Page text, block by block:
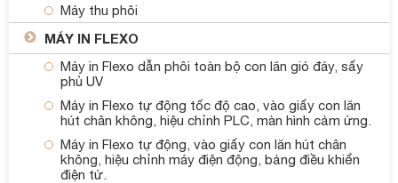
Máy thu phôi
MÁY IN FLEXO
Máy in Flexo dẫn phôi toàn bộ con lăn gió đáy, sấy
phủ UV
Máy in Flexo tự động tốc độ cao, vào giấy con lăn
hút chân không, hiệu chỉnh PLC, màn hình cảm ứng.
Máy in Flexo tự động, vào giấy con lăn hút chân
không, hiệu chỉnh máy điện động, bảng điều khiển
điện tử.